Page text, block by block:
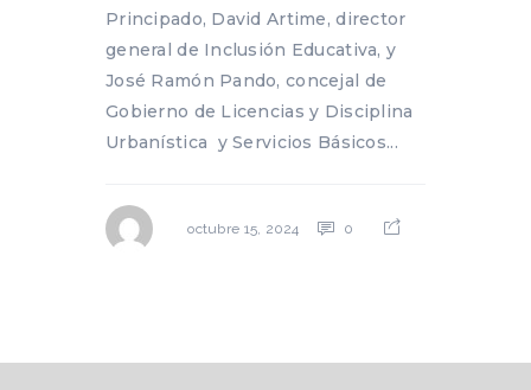
Principado, David Artime, director
general de Inclusión Educativa, y
José Ramón Pando, concejal de
Gobierno de Licencias y Disciplina
Urbanística y Servicios Básicos...
octubre 15, 2024 0